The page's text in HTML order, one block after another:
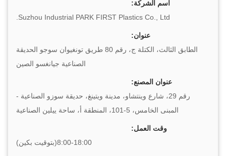
اسم الشركة:
Suzhou Industrial PARK FIRST Plastics Co., Ltd.
عنوان:
الطابق الثالث، الكتلة ج، رقم 80 طريق تونغيوان سوجو الحديقة
الصناعية جيانغسو الصين
عنوان المصنع:
رقم 29، شارع وينتشاو، مدينة ويتينغ، حديقة سوزو الصناعية -
المبنى الخامس، 5-101، المنطقة أ، ساحة ييلين الصناعية
وقت العمل:
8:00-18:00(بتوقيت بكين)